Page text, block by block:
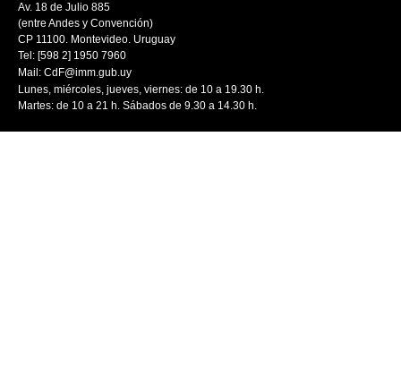
Av. 18 de Julio 885
(entre Andes y Convención)
CP 11100. Montevideo. Uruguay
Tel: [598 2] 1950 7960
Mail: CdF@imm.gub.uy
Lunes, miércoles, jueves, viernes: de 10 a 19.30 h.
Martes: de 10 a 21 h. Sábados de 9.30 a 14.30 h.